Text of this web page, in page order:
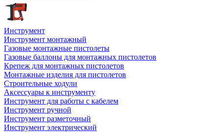
Инструмент
Инструмент монтажный
Газовые монтажные пистолеты
Газовые баллоны для монтажных пистолетов
Крепеж для монтажных пистолетов
Монтажные изделия для пистолетов
Строительные ходули
Аксессуары к инструменту
Инструмент для работы с кабелем
Инструмент ручной
Инструмент разметочный
Инструмент электрический